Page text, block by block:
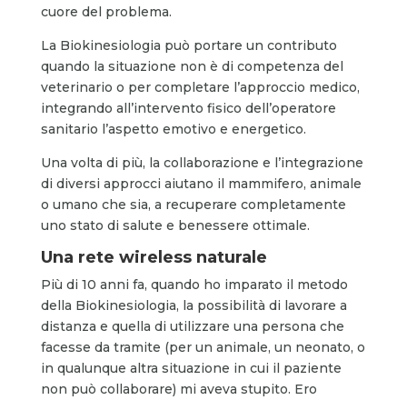
cuore del problema.
La Biokinesiologia può portare un contributo
quando la situazione non è di competenza del
veterinario o per completare l’approccio medico,
integrando all’intervento fisico dell’operatore
sanitario l’aspetto emotivo e energetico.
Una volta di più, la collaborazione e l’integrazione
di diversi approcci aiutano il mammifero, animale
o umano che sia, a recuperare completamente
uno stato di salute e benessere ottimale.
Una rete wireless naturale
Più di 10 anni fa, quando ho imparato il metodo
della Biokinesiologia, la possibilità di lavorare a
distanza e quella di utilizzare una persona che
facesse da tramite (per un animale, un neonato, o
in qualunque altra situazione in cui il paziente
non può collaborare) mi aveva stupito. Ero